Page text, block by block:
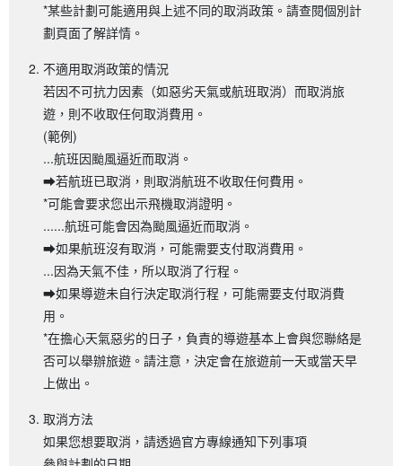
*某些計劃可能適用與上述不同的取消政策。請查閱個別計
劃頁面了解詳情。
不適用取消政策的情況
若因不可抗力因素（如惡劣天氣或航班取消）而取消旅
遊，則不收取任何取消費用。
(範例)
...航班因颱風逼近而取消。
➡若航班已取消，則取消航班不收取任何費用。
*可能會要求您出示飛機取消證明。
......航班可能會因為颱風逼近而取消。
➡如果航班沒有取消，可能需要支付取消費用。
...因為天氣不佳，所以取消了行程。
➡如果導遊未自行決定取消行程，可能需要支付取消費
用。
*在擔心天氣惡劣的日子，負責的導遊基本上會與您聯絡是
否可以舉辦旅遊。請注意，決定會在旅遊前一天或當天早
上做出。
取消方法
如果您想要取消，請透過官方專線通知下列事項